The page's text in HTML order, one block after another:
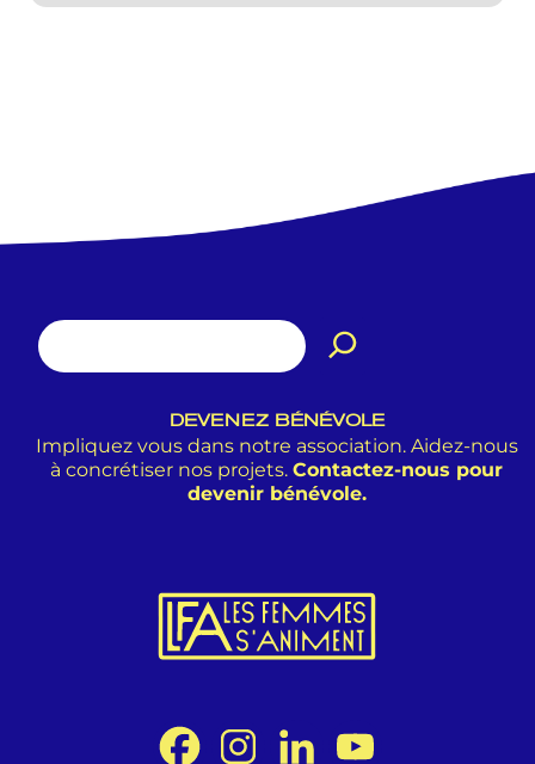
DEVENEZ BÉNÉVOLE
Impliquez vous dans notre association. Aidez-nous
à concrétiser nos projets. Contactez-nous pour
devenir bénévole.